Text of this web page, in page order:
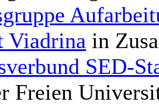
Viadrina in
SED-
Freien